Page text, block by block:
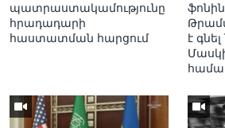
պատրաստակամությունը
հրադադարի
հաստատման հարցում
է գնել